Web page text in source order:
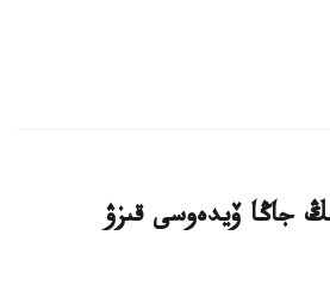
جاڭا ۆيدەوسى قىزۋ